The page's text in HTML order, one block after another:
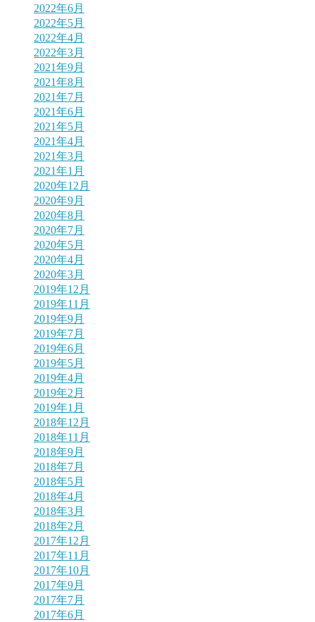
2022年6月
2022年5月
2022年4月
2022年3月
2021年9月
2021年8月
2021年7月
2021年6月
2021年5月
2021年4月
2021年3月
2021年1月
2020年12月
2020年9月
2020年8月
2020年7月
2020年5月
2020年4月
2020年3月
2019年12月
2019年11月
2019年9月
2019年7月
2019年6月
2019年5月
2019年4月
2019年2月
2019年1月
2018年12月
2018年11月
2018年9月
2018年7月
2018年5月
2018年4月
2018年3月
2018年2月
2017年12月
2017年11月
2017年10月
2017年9月
2017年7月
2017年6月